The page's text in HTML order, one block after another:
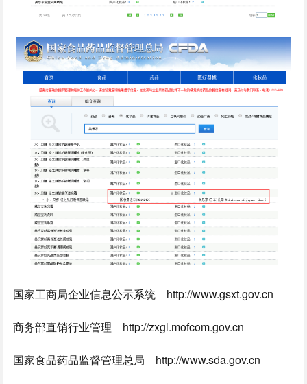
国家工商局企业信息公示系统 http://www.gsxt.gov.cn
商务部直销行业管理 http://zxgl.mofcom.gov.cn
国家食品药品监督管理总局 http://www.sda.gov.cn